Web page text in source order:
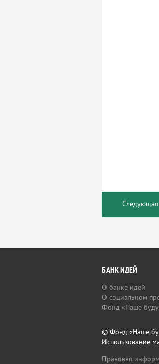
БАНК ИДЕЙ
О банке идей
О социальном
Фонд «Наше
© Фонд «Наше
Использование
Правовая